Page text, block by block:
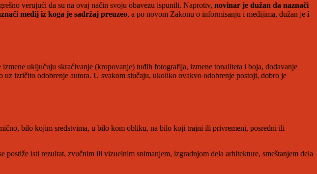
verujući da su na ovaj način svoju obavezu ispunili. Naprotiv, novinar je dužan da naznači
medij iz koga je sadržaj preuzeo, a po novom Zakonu o informisanju i medijima, dužan je i
izmene uključuju skraćivanje (kropovanje) tuđih fotografija, izmene tonaliteta i boja, dodavanje
uz izričito odobrenje autora. U svakom slučaju, ukoliko ovakvo odobrenje postoji, dobro je
bilo kojim sredstvima, u bilo kom obliku, na bilo koji trajni ili privremeni, posredni ili
isti rezultat, zvučnim ili vizuelnim snimanjem, izgradnjom dela arhitekture, smeštanjem dela